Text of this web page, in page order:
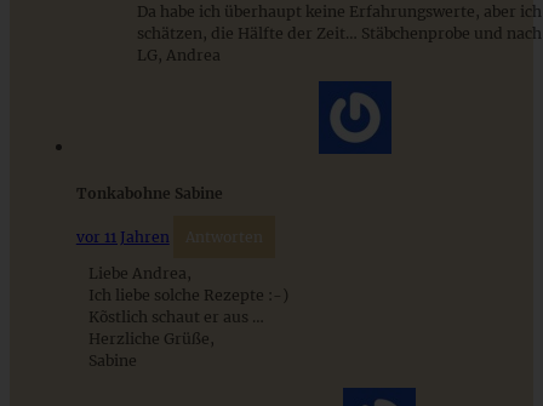
Zitroniger Erdbeer-Rhabarber-Kuchen mit Streuseln
ZUM BEITRAG
Da habe ich überhaupt keine Erfahrungswerte, aber
schätzen, die Hälfte der Zeit… Stäbchenprobe und
LG, Andrea
Tonkabohne Sabine
vor 11 Jahren Antworten
Liebe Andrea,
Ich liebe solche Rezepte :-)
Kõstlich schaut er aus …
Herzliche Grüße,
Sabine